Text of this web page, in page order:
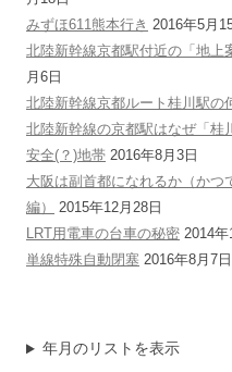
みずほ611熊本行き 2016年5月
北陸新幹線京都駅付近の「地上
月6日
北陸新幹線京都ルート桂川駅の
北陸新幹線の京都駅はなぜ「桂
安全(？)地帯 2016年8月3日
大阪は副首都になれるか（かつ
編）
2015年12月28日
LRT用電車の台車の秘密 2014年
単線特殊自動閉塞 2016年8月7日
年月のリストを表示